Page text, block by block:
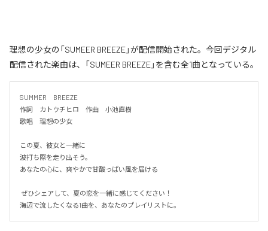
理想の少女の「SUMEER BREEZE」が配信開始された。今回デジタル
配信された楽曲は、「SUMEER BREEZE」を含む全1曲となっている。
SUMMER　BREEZE
作詞　カトウチヒロ　作曲　小池直樹
歌唱　理想の少女
この夏、彼女と一緒に
波打ち際を走り出そう。
あなたの心に、爽やかで甘酸っぱい風を届ける
海辺で流したくなる1曲を、あなたのプレイリストに。